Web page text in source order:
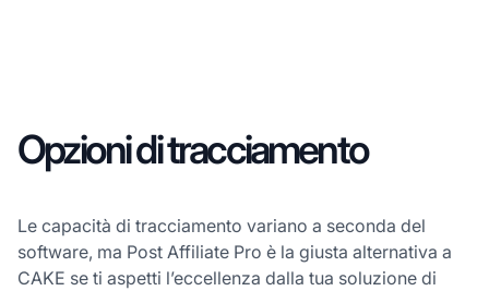
Opzioni di tracciamento
Le capacità di tracciamento variano a seconda del
software, ma Post Affiliate Pro è la giusta alternativa a
CAKE se ti aspetti l’eccellenza dalla tua soluzione di